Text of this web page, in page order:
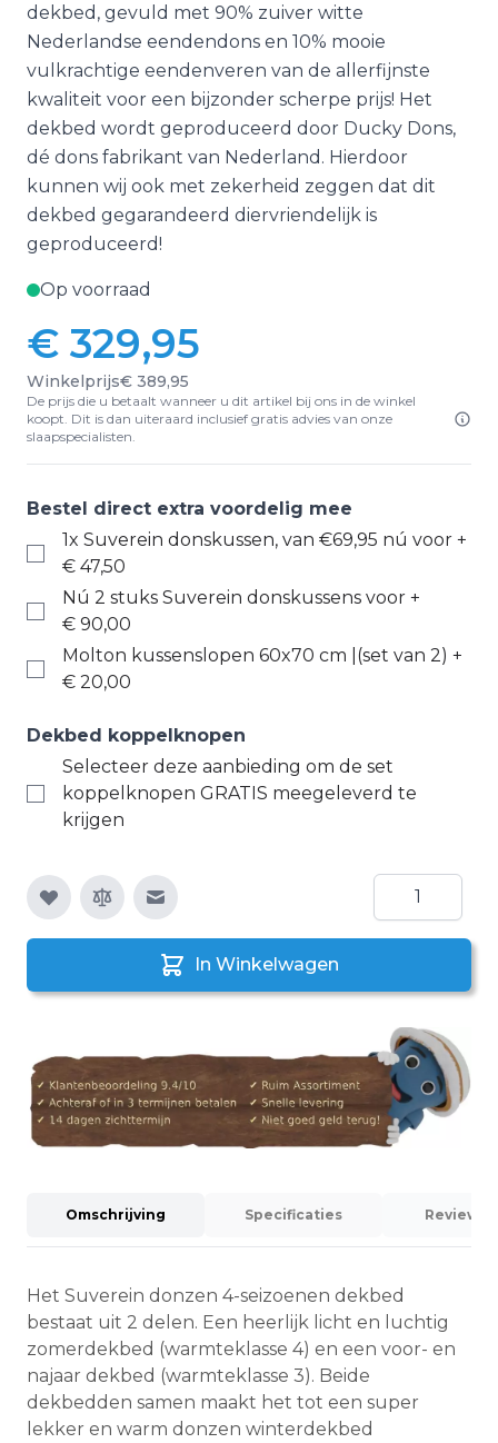
dekbed, gevuld met 90% zuiver witte
Nederlandse eendendons en 10% mooie
vulkrachtige eendenveren van de allerfijnste
kwaliteit voor een bijzonder scherpe prijs! Het
dekbed wordt geproduceerd door Ducky Dons,
dé dons fabrikant van Nederland. Hierdoor
kunnen wij ook met zekerheid zeggen dat dit
dekbed gegarandeerd diervriendelijk is
geproduceerd!
Op voorraad
€ 329,95
Winkelprijs€ 389,95
De prijs die u betaalt wanneer u dit artikel bij ons in de winkel
koopt. Dit is dan uiteraard inclusief gratis advies van onze
slaapspecialisten.
Bestel direct extra voordelig mee
1x Suverein donskussen, van €69,95 nú voor +
€ 47,50
Nú 2 stuks Suverein donskussens voor +
€ 90,00
Molton kussenslopen 60x70 cm |(set van 2) +
€ 20,00
Dekbed koppelknopen
Selecteer deze aanbieding om de set
koppelknopen GRATIS meegeleverd te
krijgen
E-mail naar een vriend
Aantal
In Winkelwagen
Omschrijving Specificaties Reviews
Het Suverein donzen 4-seizoenen dekbed
bestaat uit 2 delen. Een heerlijk licht en luchtig
zomerdekbed (warmteklasse 4) en een voor- en
najaar dekbed (warmteklasse 3). Beide
dekbedden samen maakt het tot een super
lekker en warm donzen winterdekbed